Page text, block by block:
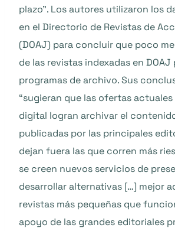
plazo”. Los autores utilizaron los
en el Directorio de Revistas de
(DOAJ) para concluir que poco
de las revistas indexadas en
programas de archivo. Sus
“sugieran que las ofertas
digital logran archivar el
publicadas por las principales
dejan fuera las que corren más
se creen nuevos servicios de
desarrollar alternativas […] mejor
revistas más pequeñas que
apoyo de las grandes editoriales